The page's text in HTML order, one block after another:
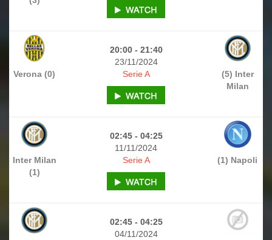
20:00 - 21:40
23/11/2024
Verona (0)
(5) Inter
Milan
Serie A
02:45 - 04:25
11/11/2024
Inter Milan
(1)
(1) Napoli
Serie A
02:45 - 04:25
04/11/2024